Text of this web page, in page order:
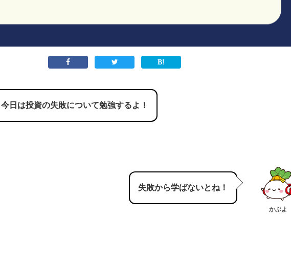
今日は投資の失敗について勉強するよ！
失敗から学ばないとね！
かぶよ